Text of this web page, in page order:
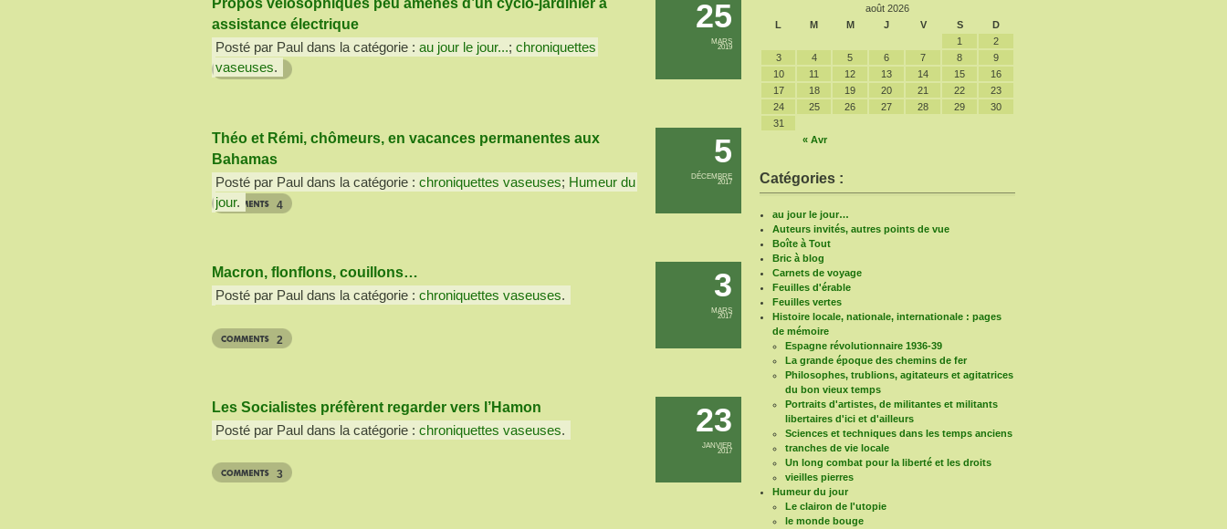
25
MARS
2019
Propos vélosophiques peu amènes d’un cyclo-jardinier à
assistance électrique
Posté par Paul dans la catégorie : au jour le jour...; chroniquettes
vaseuses.
5
DÉCEMBRE
2017
Théo et Rémi, chômeurs, en vacances permanentes aux
Bahamas
Posté par Paul dans la catégorie : chroniquettes vaseuses; Humeur du
jour. 4
3
MARS
2017
Macron, flonflons, couillons…
Posté par Paul dans la catégorie : chroniquettes vaseuses.
2
23
JANVIER
2017
Les Socialistes préfèrent regarder vers l’Hamon
Posté par Paul dans la catégorie : chroniquettes vaseuses.
3
août 2026
L
M M J V S D
« Avr
1
2
3
4 5 6 7 8
9
10
11 12 13 14 15
16
17
18 19 20 21 22
23
24
25 26 27 28 29
30
31
Catégories :
au jour le jour…
Auteurs invités, autres points de vue
Boîte à Tout
Bric à blog
Carnets de voyage
Feuilles d'érable
Feuilles vertes
Histoire locale, nationale, internationale : pages
de mémoire
Espagne révolutionnaire 1936-39
La grande époque des chemins de fer
Philosophes, trublions, agitateurs et agitatrices
du bon vieux temps
Portraits d'artistes, de militantes et militants
libertaires d'ici et d'ailleurs
Sciences et techniques dans les temps anciens
tranches de vie locale
Un long combat pour la liberté et les droits
vieilles pierres
Humeur du jour
Le clairon de l'utopie
le monde bouge